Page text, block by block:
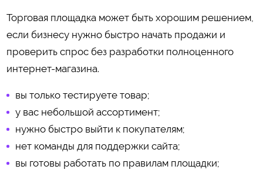
Торговая площадка может быть хорошим решением,
если бизнесу нужно быстро начать продажи и
проверить спрос без разработки полноценного
интернет-магазина.
вы только тестируете товар;
у вас небольшой ассортимент;
нужно быстро выйти к покупателям;
нет команды для поддержки сайта;
вы готовы работать по правилам площадки;